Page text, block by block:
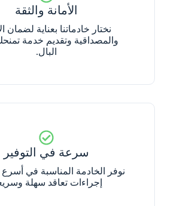
الأمانة والثقة
نختار خادماتنا بعناية لضمان
والمصداقية وتقديم خدمة
البال.
سرعة في التوفير
نوفر الخادمة المناسبة في
إجراءات تعاقد سهلة